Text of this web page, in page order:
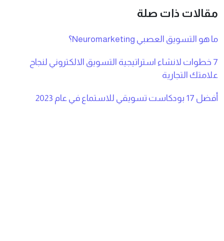
مقالات ذات صلة
ما هو التسويق العصبي Neuromarketing؟
7 خطوات لانشاء استراتيجية التسويق الالكتروني لنجاح
علامتك التجارية
أفضل 17 بودكاست تسويقي للاستماع في عام 2023